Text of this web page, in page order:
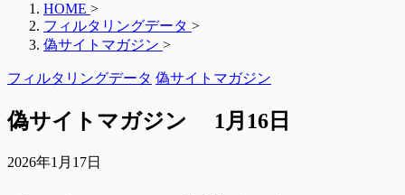
HOME >
フィルタリングデータ >
偽サイトマガジン >
フィルタリングデータ 偽サイトマガジン
偽サイトマガジン 1月16日
2026年1月17日